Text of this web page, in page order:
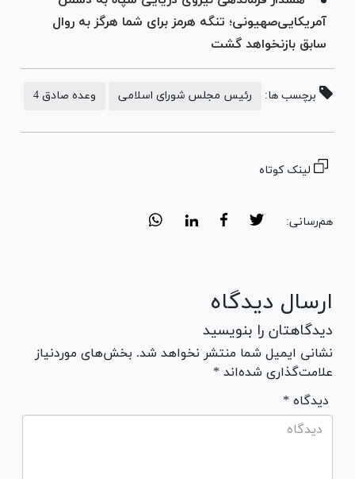
آمریکایی‌صهیونی؛ تنگه هرمز برای شما هرگز به روال
سابق بازنخواهد گشت
برچسب ها: رئیس مجلس شورای اسلامی وعده صادق 4
لینک کوتاه
هم‌رسانی:
ارسال دیدگاه
دیدگاهتان را بنویسید
نشانی ایمیل شما منتشر نخواهد شد. بخش‌های موردنیاز
علامت‌گذاری شده‌اند *
* دیدگاه